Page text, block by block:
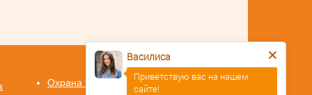
Охрана труда Первая
Василиса
Приветствую вас на нашем
сайте!